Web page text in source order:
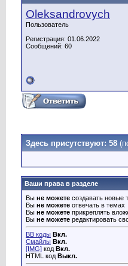
Oleksandrovych
Пользователь
Регистрация: 01.06.2022
Сообщений: 60
Здесь присутствуют: 58
Ваши права в разделе
Вы не можете создавать новые
Вы не можете отвечать в темах
Вы не можете прикреплять
Вы не можете редактировать
BB коды Вкл.
Смайлы Вкл.
[IMG] код Вкл.
HTML код Выкл.